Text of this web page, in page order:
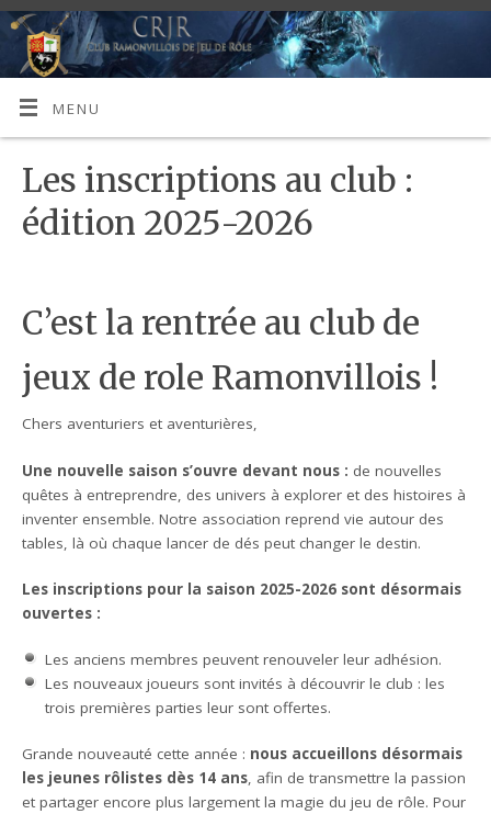
MENU
Les inscriptions au club :
édition 2025-2026
C’est la rentrée au club de
jeux de role Ramonvillois !
Chers aventuriers et aventurières,
Une nouvelle saison s’ouvre devant nous : de nouvelles
quêtes à entreprendre, des univers à explorer et des histoires à
inventer ensemble. Notre association reprend vie autour des
tables, là où chaque lancer de dés peut changer le destin.
Les inscriptions pour la saison 2025-2026 sont désormais
ouvertes :
Les anciens membres peuvent renouveler leur adhésion.
Les nouveaux joueurs sont invités à découvrir le club : les
trois premières parties leur sont offertes.
Grande nouveauté cette année : nous accueillons désormais
les jeunes rôlistes dès 14 ans, afin de transmettre la passion
et partager encore plus largement la magie du jeu de rôle. Pour